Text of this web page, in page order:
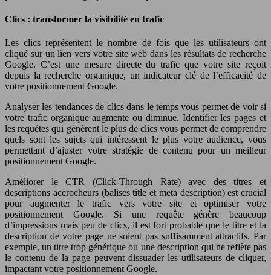
Clics : transformer la visibilité en trafic
Les clics représentent le nombre de fois que les utilisateurs ont
cliqué sur un lien vers votre site web dans les résultats de recherche
Google. C’est une mesure directe du trafic que votre site reçoit
depuis la recherche organique, un indicateur clé de l’efficacité de
votre positionnement Google.
Analyser les tendances de clics dans le temps vous permet de voir si
votre trafic organique augmente ou diminue. Identifier les pages et
les requêtes qui génèrent le plus de clics vous permet de comprendre
quels sont les sujets qui intéressent le plus votre audience, vous
permettant d’ajuster votre stratégie de contenu pour un meilleur
positionnement Google.
Améliorer le CTR (Click-Through Rate) avec des titres et
descriptions accrocheurs (balises title et meta description) est crucial
pour augmenter le trafic vers votre site et optimiser votre
positionnement Google. Si une requête génère beaucoup
d’impressions mais peu de clics, il est fort probable que le titre et la
description de votre page ne soient pas suffisamment attractifs. Par
exemple, un titre trop générique ou une description qui ne reflète pas
le contenu de la page peuvent dissuader les utilisateurs de cliquer,
impactant votre positionnement Google.